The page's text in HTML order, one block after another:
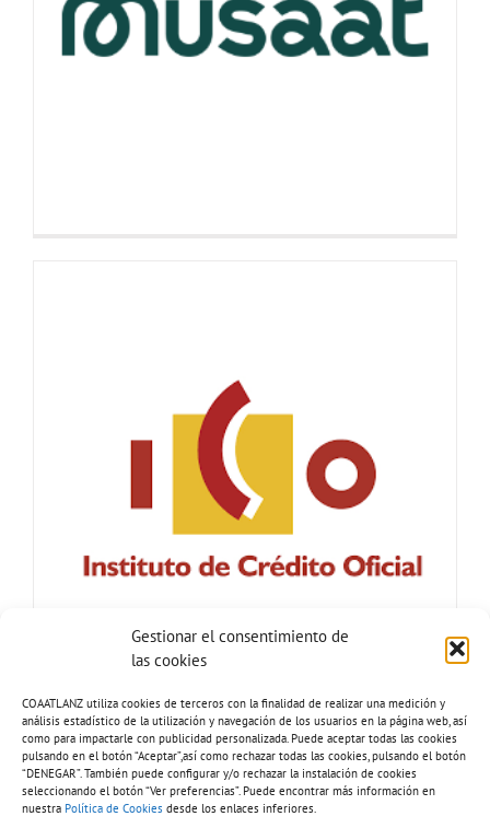
Gestionar el consentimiento de
las cookies
COAATLANZ utiliza cookies de terceros con la finalidad de realizar una medición y
análisis estadístico de la utilización y navegación de los usuarios en la página web, así
como para impactarle con publicidad personalizada. Puede aceptar todas las cookies
pulsando en el botón “Aceptar”,así como rechazar todas las cookies, pulsando el botón
“DENEGAR”. También puede configurar y/o rechazar la instalación de cookies
seleccionando el botón “Ver preferencias”. Puede encontrar más información en
nuestra Política de Cookies desde los enlaces inferiores.